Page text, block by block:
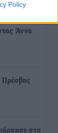
Policy
Άννα
Πρέσβης
στη